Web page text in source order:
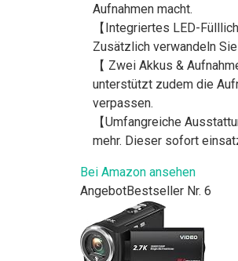
Aufnahmen macht.
【Integriertes LED-
Zusätzlich verwandeln
【 Zwei Akkus &
unterstützt zudem die
verpassen.
【Umfangreiche
mehr. Dieser sofort
Bei Amazon ansehen
AngebotBestseller Nr. 6